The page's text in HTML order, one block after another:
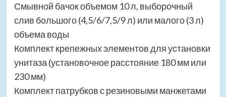
Смывной бачок объемом 10 л, выборочный
слив большого (4,5/6/7,5/9 л) или малого (3 л)
объема воды
Комплект крепежных элементов для установки
унитаза (установочное расстояние 180 мм или
230 мм)
Комплект патрубков с резиновыми манжетами